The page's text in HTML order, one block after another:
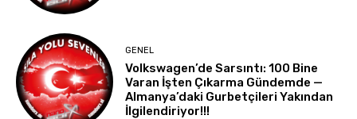
GENEL
Volkswagen’de Sarsıntı: 100 Bine
Varan İşten Çıkarma Gündemde —
Almanya’daki Gurbetçileri Yakından
İlgilendiriyor!!!